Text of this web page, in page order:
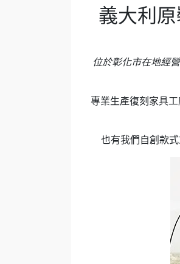
義大利
位於彰化市在地經
專業生產復刻家具
也有我們自創款